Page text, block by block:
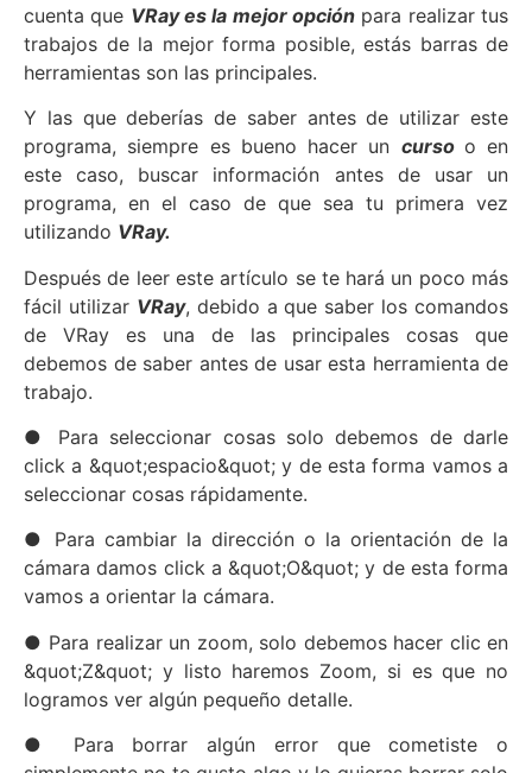
cuenta que VRay es la mejor opción para realizar tus
trabajos de la mejor forma posible, estás barras de
herramientas son las principales.
Y las que deberías de saber antes de utilizar este
programa, siempre es bueno hacer un curso o en
este caso, buscar información antes de usar un
programa, en el caso de que sea tu primera vez
utilizando VRay.
Después de leer este artículo se te hará un poco más
fácil utilizar VRay, debido a que saber los comandos
de VRay es una de las principales cosas que
debemos de saber antes de usar esta herramienta de
trabajo.
● Para seleccionar cosas solo debemos de darle
click a &quot;espacio&quot; y de esta forma vamos a
seleccionar cosas rápidamente.
● Para cambiar la dirección o la orientación de la
cámara damos click a &quot;O&quot; y de esta forma
vamos a orientar la cámara.
● Para realizar un zoom, solo debemos hacer clic en
&quot;Z&quot; y listo haremos Zoom, si es que no
logramos ver algún pequeño detalle.
● Para borrar algún error que cometiste o